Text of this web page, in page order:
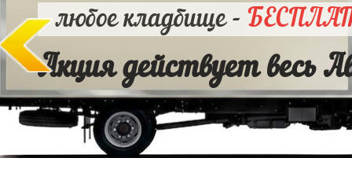
любое кладбище -
Акция действует весь